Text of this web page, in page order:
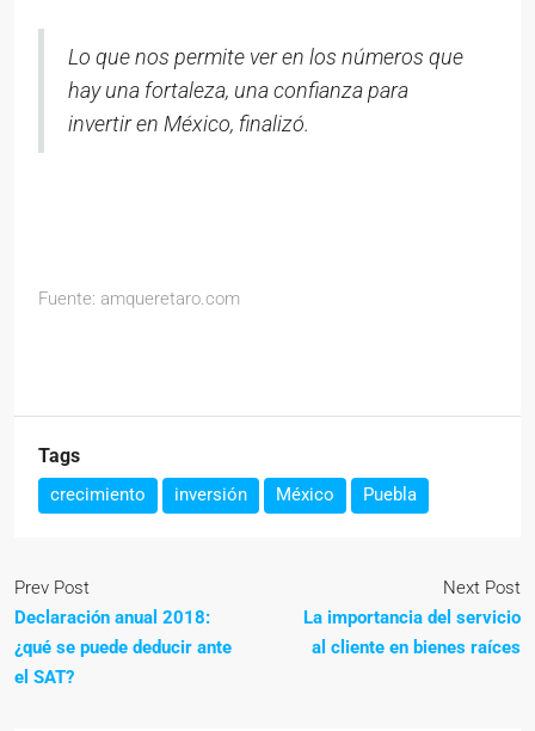
Lo que nos permite ver en los números que
hay una fortaleza, una confianza para
invertir en México, finalizó.
Fuente: amqueretaro.com
Tags
crecimiento inversión México Puebla
Prev Post
Declaración anual 2018:
¿qué se puede deducir ante
el SAT?
Next Post
La importancia del servicio
al cliente en bienes raíces